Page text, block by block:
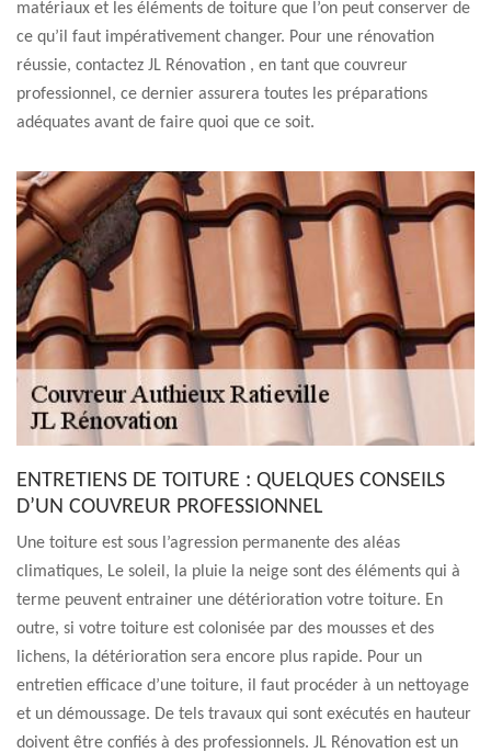
matériaux et les éléments de toiture que l’on peut conserver de
ce qu’il faut impérativement changer. Pour une rénovation
réussie, contactez JL Rénovation , en tant que couvreur
professionnel, ce dernier assurera toutes les préparations
adéquates avant de faire quoi que ce soit.
ENTRETIENS DE TOITURE : QUELQUES CONSEILS
D’UN COUVREUR PROFESSIONNEL
Une toiture est sous l’agression permanente des aléas
climatiques, Le soleil, la pluie la neige sont des éléments qui à
terme peuvent entrainer une détérioration votre toiture. En
outre, si votre toiture est colonisée par des mousses et des
lichens, la détérioration sera encore plus rapide. Pour un
entretien efficace d’une toiture, il faut procéder à un nettoyage
et un démoussage. De tels travaux qui sont exécutés en hauteur
doivent être confiés à des professionnels. JL Rénovation est un